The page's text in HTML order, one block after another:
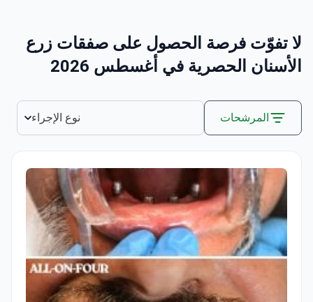
لا تفوّت فرصة الحصول على صفقات زرع
الأسنان الحصرية في أغسطس 2026
المرشحات نوع الإجراء